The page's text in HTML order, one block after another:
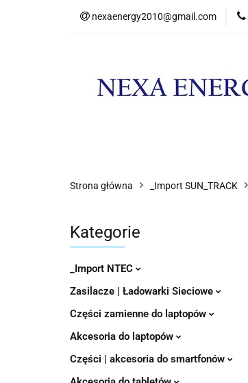
nexaenergy2010@gmail.com
Strona główna _Import SUN_TRACK
Kategorie
_Import NTEC
Zasilacze | Ładowarki Sieciowe
Części zamienne do laptopów
Akcesoria do laptopów
Części | akcesoria do smartfonów